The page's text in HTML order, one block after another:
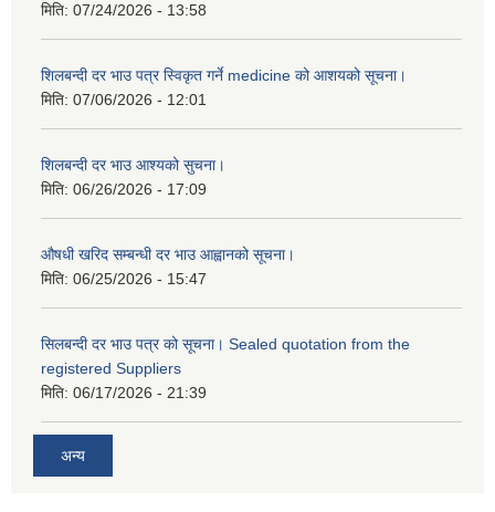
मिति: 07/24/2026 - 13:58
शिलबन्दी दर भाउ पत्र स्विकृत गर्ने medicine को आशयको सूचना।
मिति: 07/06/2026 - 12:01
शिलबन्दी दर भाउ आश्यको सुचना।
मिति: 06/26/2026 - 17:09
औषधी खरिद सम्बन्धी दर भाउ आह्वानको सूचना।
मिति: 06/25/2026 - 15:47
सिलबन्दी दर भाउ पत्र को सूचना। Sealed quotation from the
registered Suppliers
मिति: 06/17/2026 - 21:39
अन्य